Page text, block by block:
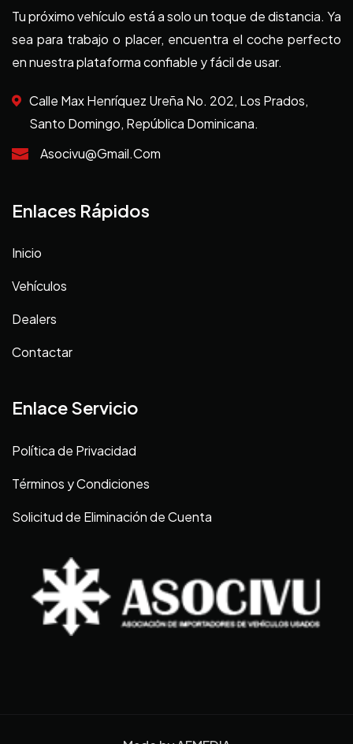
Tu próximo vehículo está a solo un toque de distancia. Ya
sea para trabajo o placer, encuentra el coche perfecto
en nuestra plataforma confiable y fácil de usar.
Calle Max Henríquez Ureña No. 202, Los Prados,
Santo Domingo, República Dominicana.
Asocivu@gmail.com
Enlaces Rápidos
Inicio
Vehículos
Dealers
Contactar
Enlace Servicio
Política de Privacidad
Términos y Condiciones
Solicitud de Eliminación de Cuenta